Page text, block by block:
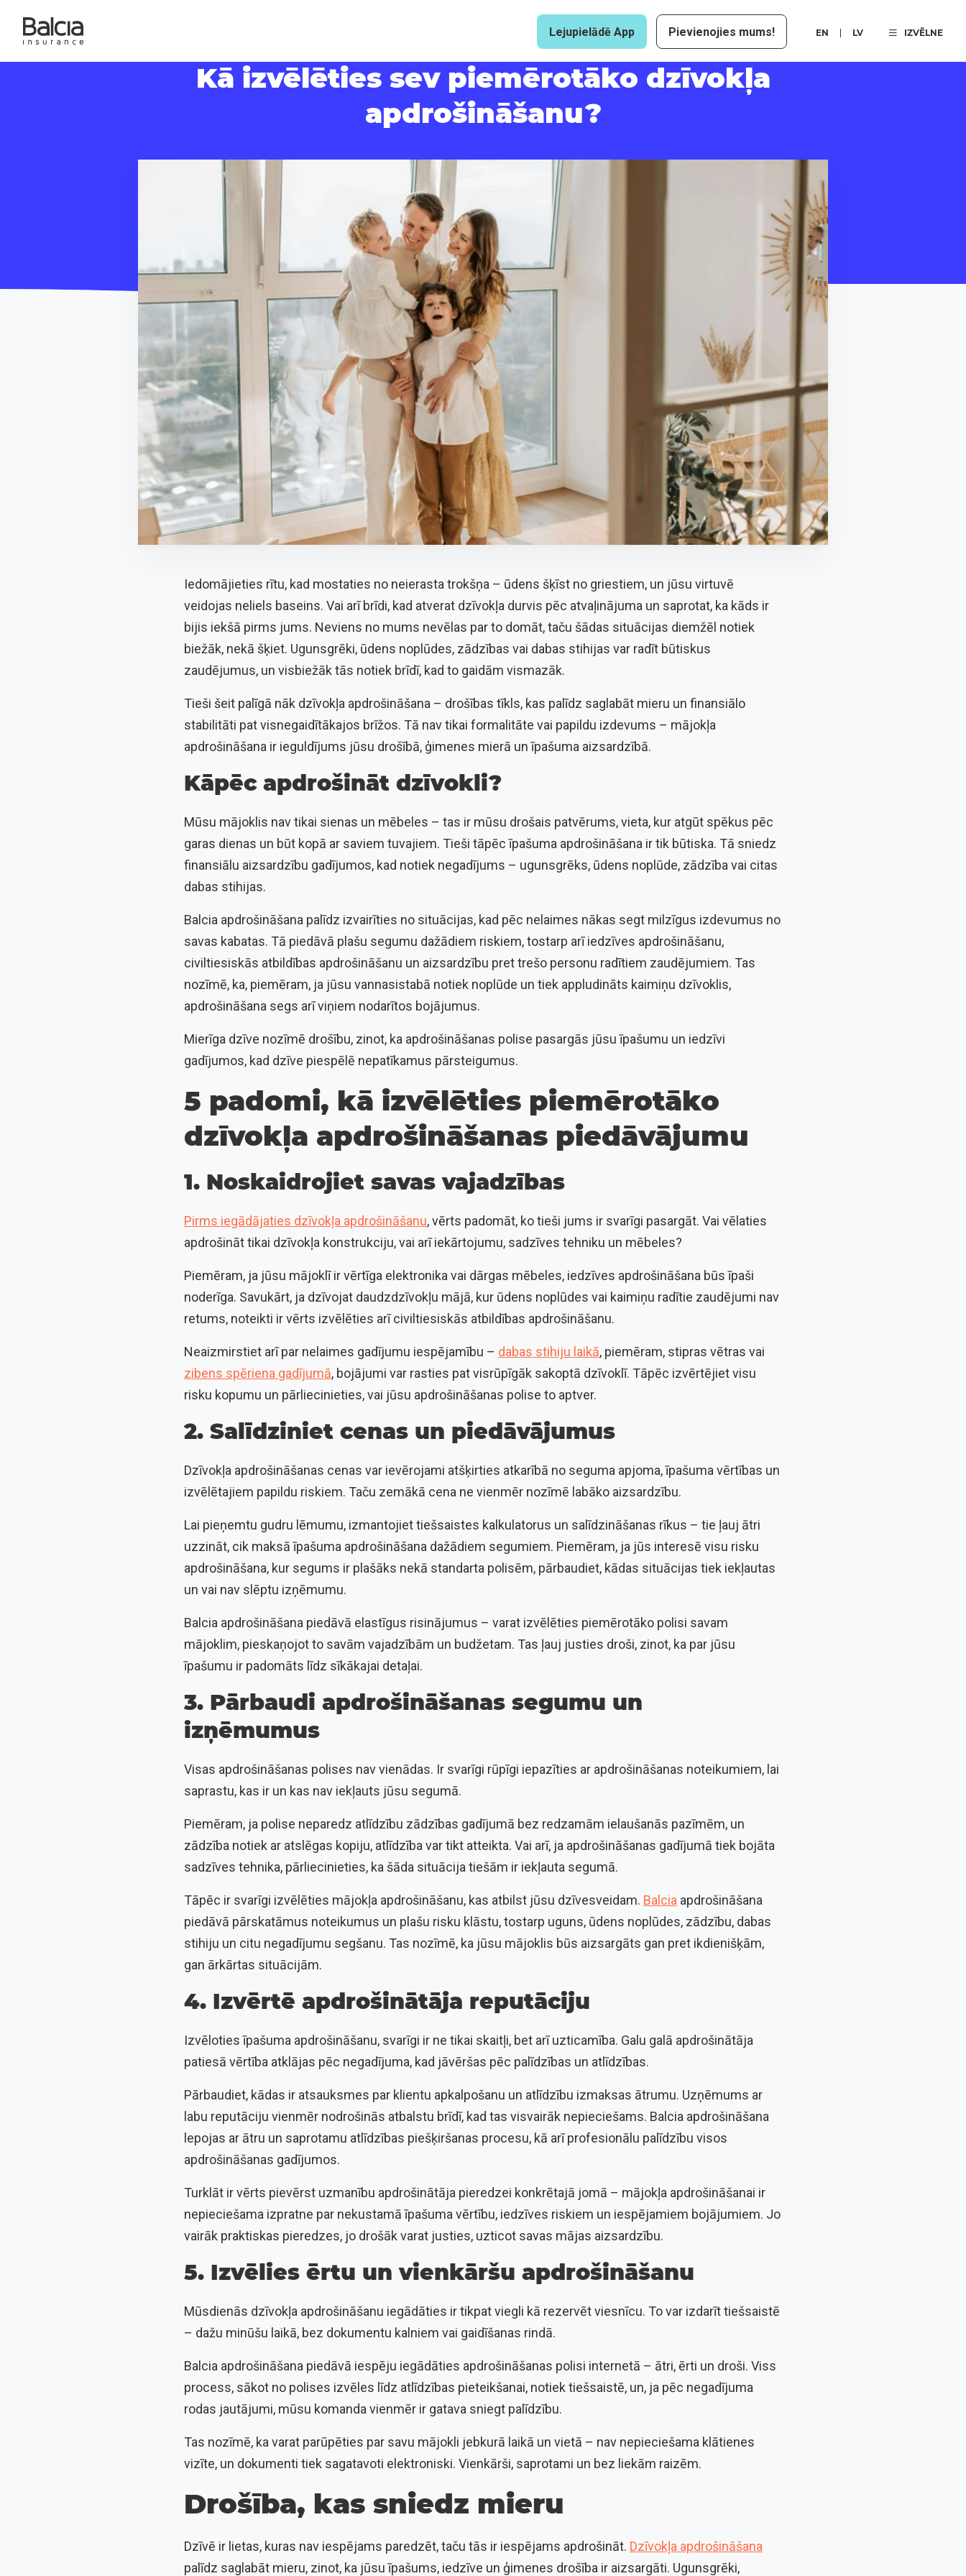
Lejupielādē App Pievienojies mums! EN LV IZVĒLNE
Kā izvēlēties sev piemērotāko dzīvokļa
apdrošināšanu?
Iedomājieties rītu, kad mostaties no neierasta trokšņa – ūdens šķīst no griestiem, un jūsu virtuvē
veidojas neliels baseins. Vai arī brīdi, kad atverat dzīvokļa durvis pēc atvaļinājuma un saprotat, ka kāds ir
bijis iekšā pirms jums. Neviens no mums nevēlas par to domāt, taču šādas situācijas diemžēl notiek
biežāk, nekā šķiet. Ugunsgrēki, ūdens noplūdes, zādzības vai dabas stihijas var radīt būtiskus
zaudējumus, un visbiežāk tās notiek brīdī, kad to gaidām vismazāk.
Tieši šeit palīgā nāk dzīvokļa apdrošināšana – drošības tīkls, kas palīdz saglabāt mieru un finansiālo
stabilitāti pat visnegaidītākajos brīžos. Tā nav tikai formalitāte vai papildu izdevums – mājokļa
apdrošināšana ir ieguldījums jūsu drošībā, ģimenes mierā un īpašuma aizsardzībā.
Kāpēc apdrošināt dzīvokli?
Mūsu mājoklis nav tikai sienas un mēbeles – tas ir mūsu drošais patvērums, vieta, kur atgūt spēkus pēc
garas dienas un būt kopā ar saviem tuvajiem. Tieši tāpēc īpašuma apdrošināšana ir tik būtiska. Tā sniedz
finansiālu aizsardzību gadījumos, kad notiek negadījums – ugunsgrēks, ūdens noplūde, zādzība vai citas
dabas stihijas.
Balcia apdrošināšana palīdz izvairīties no situācijas, kad pēc nelaimes nākas segt milzīgus izdevumus no
savas kabatas. Tā piedāvā plašu segumu dažādiem riskiem, tostarp arī iedzīves apdrošināšanu,
civiltiesiskās atbildības apdrošināšanu un aizsardzību pret trešo personu radītiem zaudējumiem. Tas
nozīmē, ka, piemēram, ja jūsu vannasistabā notiek noplūde un tiek appludināts kaimiņu dzīvoklis,
apdrošināšana segs arī viņiem nodarītos bojājumus.
Mierīga dzīve nozīmē drošību, zinot, ka apdrošināšanas polise pasargās jūsu īpašumu un iedzīvi
gadījumos, kad dzīve piespēlē nepatīkamus pārsteigumus.
5 padomi, kā izvēlēties piemērotāko
dzīvokļa apdrošināšanas piedāvājumu
1. Noskaidrojiet savas vajadzības
Pirms iegādājaties dzīvokļa apdrošināšanu, vērts padomāt, ko tieši jums ir svarīgi pasargāt. Vai vēlaties
apdrošināt tikai dzīvokļa konstrukciju, vai arī iekārtojumu, sadzīves tehniku un mēbeles?
Piemēram, ja jūsu mājoklī ir vērtīga elektronika vai dārgas mēbeles, iedzīves apdrošināšana būs īpaši
noderīga. Savukārt, ja dzīvojat daudzdzīvokļu mājā, kur ūdens noplūdes vai kaimiņu radītie zaudējumi nav
retums, noteikti ir vērts izvēlēties arī civiltiesiskās atbildības apdrošināšanu.
Neaizmirstiet arī par nelaimes gadījumu iespējamību – dabas stihiju laikā, piemēram, stipras vētras vai
zibens spēriena gadījumā, bojājumi var rasties pat visrūpīgāk sakoptā dzīvoklī. Tāpēc izvērtējiet visu
risku kopumu un pārliecinieties, vai jūsu apdrošināšanas polise to aptver.
2. Salīdziniet cenas un piedāvājumus
Dzīvokļa apdrošināšanas cenas var ievērojami atšķirties atkarībā no seguma apjoma, īpašuma vērtības un
izvēlētajiem papildu riskiem. Taču zemākā cena ne vienmēr nozīmē labāko aizsardzību.
Lai pieņemtu gudru lēmumu, izmantojiet tiešsaistes kalkulatorus un salīdzināšanas rīkus – tie ļauj ātri
uzzināt, cik maksā īpašuma apdrošināšana dažādiem segumiem. Piemēram, ja jūs interesē visu risku
apdrošināšana, kur segums ir plašāks nekā standarta polisēm, pārbaudiet, kādas situācijas tiek iekļautas
un vai nav slēptu izņēmumu.
Balcia apdrošināšana piedāvā elastīgus risinājumus – varat izvēlēties piemērotāko polisi savam
mājoklim, pieskaņojot to savām vajadzībām un budžetam. Tas ļauj justies droši, zinot, ka par jūsu
īpašumu ir padomāts līdz sīkākajai detaļai.
3. Pārbaudi apdrošināšanas segumu un
izņēmumus
Visas apdrošināšanas polises nav vienādas. Ir svarīgi rūpīgi iepazīties ar apdrošināšanas noteikumiem, lai
saprastu, kas ir un kas nav iekļauts jūsu segumā.
Piemēram, ja polise neparedz atlīdzību zādzības gadījumā bez redzamām ielaušanās pazīmēm, un
zādzība notiek ar atslēgas kopiju, atlīdzība var tikt atteikta. Vai arī, ja apdrošināšanas gadījumā tiek bojāta
sadzīves tehnika, pārliecinieties, ka šāda situācija tiešām ir iekļauta segumā.
Tāpēc ir svarīgi izvēlēties mājokļa apdrošināšanu, kas atbilst jūsu dzīvesveidam. Balcia apdrošināšana
piedāvā pārskatāmus noteikumus un plašu risku klāstu, tostarp uguns, ūdens noplūdes, zādzību, dabas
stihiju un citu negadījumu segšanu. Tas nozīmē, ka jūsu mājoklis būs aizsargāts gan pret ikdienišķām,
gan ārkārtas situācijām.
4. Izvērtē apdrošinātāja reputāciju
Izvēloties īpašuma apdrošināšanu, svarīgi ir ne tikai skaitļi, bet arī uzticamība. Galu galā apdrošinātāja
patiesā vērtība atklājas pēc negadījuma, kad jāvēršas pēc palīdzības un atlīdzības.
Pārbaudiet, kādas ir atsauksmes par klientu apkalpošanu un atlīdzību izmaksas ātrumu. Uzņēmums ar
labu reputāciju vienmēr nodrošinās atbalstu brīdī, kad tas visvairāk nepieciešams. Balcia apdrošināšana
lepojas ar ātru un saprotamu atlīdzības piešķiršanas procesu, kā arī profesionālu palīdzību visos
apdrošināšanas gadījumos.
Turklāt ir vērts pievērst uzmanību apdrošinātāja pieredzei konkrētajā jomā – mājokļa apdrošināšanai ir
nepieciešama izpratne par nekustamā īpašuma vērtību, iedzīves riskiem un iespējamiem bojājumiem. Jo
vairāk praktiskas pieredzes, jo drošāk varat justies, uzticot savas mājas aizsardzību.
5. Izvēlies ērtu un vienkāršu apdrošināšanu
Mūsdienās dzīvokļa apdrošināšanu iegādāties ir tikpat viegli kā rezervēt viesnīcu. To var izdarīt tiešsaistē
– dažu minūšu laikā, bez dokumentu kalniem vai gaidīšanas rindā.
Balcia apdrošināšana piedāvā iespēju iegādāties apdrošināšanas polisi internetā – ātri, ērti un droši. Viss
process, sākot no polises izvēles līdz atlīdzības pieteikšanai, notiek tiešsaistē, un, ja pēc negadījuma
rodas jautājumi, mūsu komanda vienmēr ir gatava sniegt palīdzību.
Tas nozīmē, ka varat parūpēties par savu mājokli jebkurā laikā un vietā – nav nepieciešama klātienes
vizīte, un dokumenti tiek sagatavoti elektroniski. Vienkārši, saprotami un bez liekām raizēm.
Drošība, kas sniedz mieru
Dzīvē ir lietas, kuras nav iespējams paredzēt, taču tās ir iespējams apdrošināt. Dzīvokļa apdrošināšana
palīdz saglabāt mieru, zinot, ka jūsu īpašums, iedzīve un ģimenes drošība ir aizsargāti. Ugunsgrēki,